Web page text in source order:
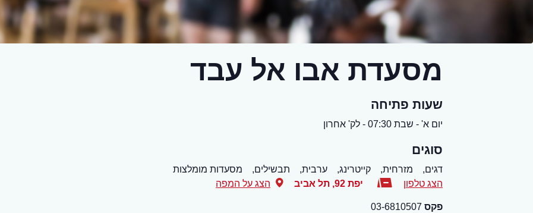
מסעדת אבו אל עבד
שעות פתיחה
יום א' - שבת 07:30 - לק' אחרון
סוגים
דגים, מזרחית, קייטרינג, ערבית, תבשילים,
מסעדות מומלצות
הצג טלפון
יפת 92 , תל אביב הצג על המפה
פקס 03-6810507